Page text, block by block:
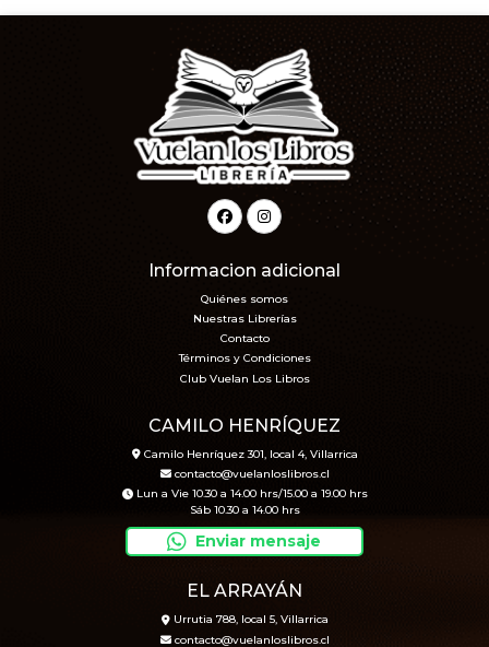
Informacion adicional
Quiénes somos
Nuestras Librerías
Contacto
Términos y Condiciones
Club Vuelan Los Libros
CAMILO HENRÍQUEZ
Camilo Henríquez 301, local 4, Villarrica
contacto@vuelanloslibros.cl
Lun a Vie 10.30 a 14.00 hrs/15.00 a 19.00 hrs
Sáb 10.30 a 14.00 hrs
Enviar mensaje
EL ARRAYÁN
Urrutia 788, local 5, Villarrica
contacto@vuelanloslibros.cl